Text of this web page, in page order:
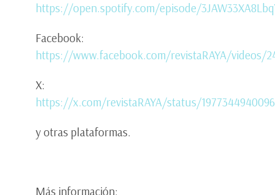
https://open.spotify.com/episode/
Facebook:
https://www.facebook.com/revistaRAYA/videos/
X:
https://x.com/revistaRAYA/status/
y otras plataformas.
Más información: